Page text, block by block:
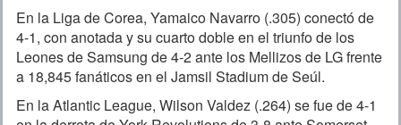
En la Liga de Corea, Yamaico Navarro (.305) conectó de
4-1, con anotada y su cuarto doble en el triunfo de los
Leones de Samsung de 4-2 ante los Mellizos de LG frente
a 18,845 fanáticos en el Jamsil Stadium de Seúl.
En la Atlantic League, Wilson Valdez (.264) se fue de 4-1